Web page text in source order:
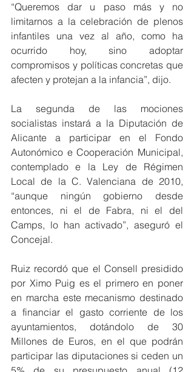
“Queremos dar u paso más y no
limitarnos a la celebración de plenos
infantiles una vez al año, como ha
ocurrido hoy, sino adoptar
compromisos y políticas concretas que
afecten y protejan a la infancia”, dijo.
La segunda de las mociones
socialistas instará a la Diputación de
Alicante a participar en el Fondo
Autonómico e Cooperación Municipal,
contemplado e la Ley de Régimen
Local de la C. Valenciana de 2010,
“aunque ningún gobierno desde
entonces, ni el de Fabra, ni el del
Camps, lo han activado”, aseguró el
Concejal.
Ruiz recordó que el Consell presidido
por Ximo Puig es el primero en poner
en marcha este mecanismo destinado
a financiar el gasto corriente de los
ayuntamientos, dotándolo de 30
Millones de Euros, en el que podrán
participar las diputaciones si ceden un